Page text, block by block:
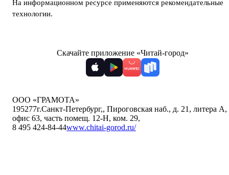
На информационном ресурсе применяются рекомендательные
технологии.
Скачайте приложение «Читай-город»
ООО «ГРАМОТА»
195277г.Санкт-Петербург,, Пироговская наб., д. 21, литера А,
офис 63, часть помещ. 12-Н, ком. 29,
8 495 424-84-44www.chitai-gorod.ru/